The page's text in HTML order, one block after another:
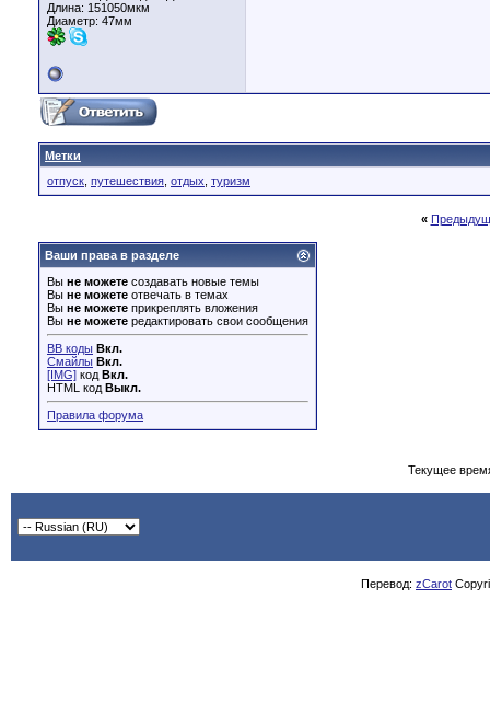
Длина: 151050мкм
Диаметр: 47мм
Метки
отпуск путешествия отдых туризм
«
Ваши права в разделе
Вы не можете создавать новые темы
Вы не можете отвечать в темах
Вы не можете прикреплять вложения
Вы не можете редактировать свои сообщения
BB коды Вкл.
Смайлы Вкл.
[IMG] код Вкл.
HTML код Выкл.
Правила форума
Текущее
Перевод: zCarot